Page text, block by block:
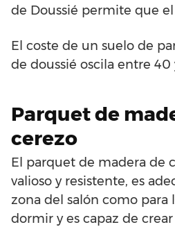
de Doussié permite que
El coste de un suelo de
de doussié oscila entre 40
Parquet de
cerezo
El parquet de madera de
valioso y resistente, es
zona del salón como para
dormir y es capaz de